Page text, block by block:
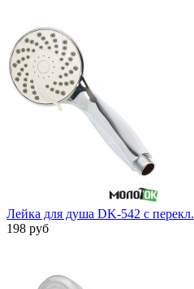
Лейка для душа DK-542 с перекл.
198 руб